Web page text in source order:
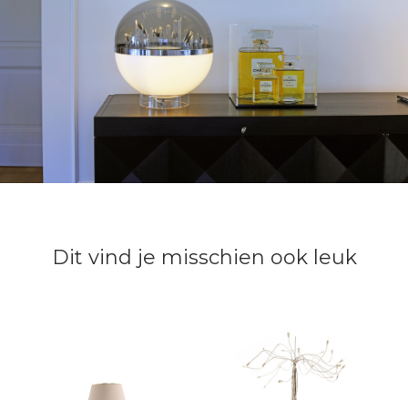
Dit vind je misschien ook leuk